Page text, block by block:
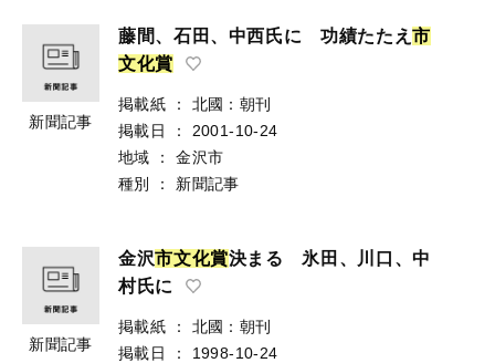
新聞記事
藤間、石田、中西氏に 功績たたえ市
文化賞
掲載紙 ：
北國：朝刊
掲載日
：
2001-10-24
地域
：
金沢市
種別
： 新聞記事
新聞記事
金沢市文化賞決まる 氷田、川口、中
村氏に
掲載紙 ：
北國：朝刊
掲載日
：
1998-10-24